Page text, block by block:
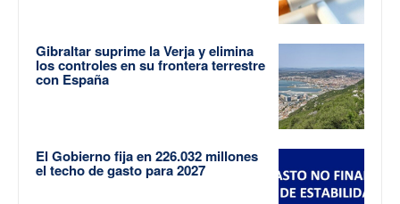
Gibraltar suprime la Verja y elimina
los controles en su frontera terrestre
con España
El Gobierno fija en 226.032 millones
el techo de gasto para 2027